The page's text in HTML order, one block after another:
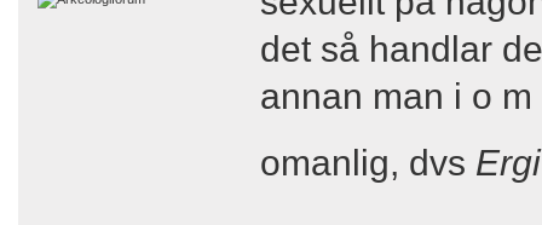
det så handlar
annan man i o
omanlig, dvs Ergi